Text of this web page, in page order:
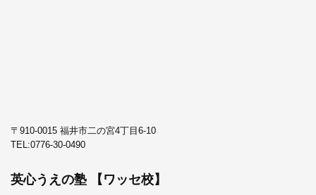
〒910-0015 福井市二の宮4丁目6-10
TEL:0776-30-0490
英心うえの塾 【ワッセ校】